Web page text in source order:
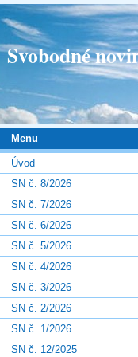
Svobodné
Menu
Úvod
SN č. 8/2026
SN č. 7/2026
SN č. 6/2026
SN č. 5/2026
SN č. 4/2026
SN č. 3/2026
SN č. 2/2026
SN č. 1/2026
SN č. 12/2025